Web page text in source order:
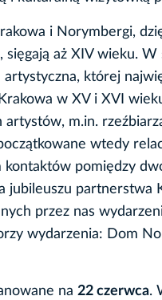
i Norymbergi,
sięgają aż XIV wieku.
artystyczna, której
w XV i XVI
artystów, m.in.
wtedy
kontaktów pomiędzy
jubileuszu partnerstwa
przez nas
wydarzenia: Dom
na 22 czerwca.